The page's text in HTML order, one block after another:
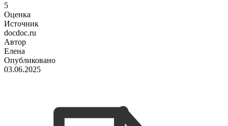
5
Оценка
Источник
docdoc.ru
Автор
Елена
Опубликовано
03.06.2025